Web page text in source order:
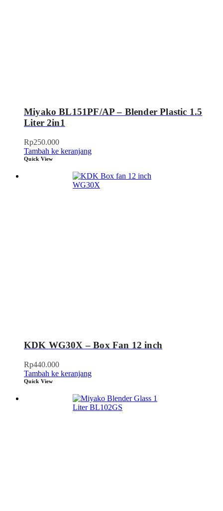
Miyako BL151PF/AP – Blender Plastic 1.5
Liter 2in1
Rp250.000
Tambah ke keranjang
Quick View
KDK WG30X – Box Fan 12 inch
Rp440.000
Tambah ke keranjang
Quick View